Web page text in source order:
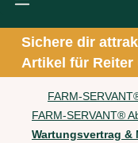
Sichere dir
Artikel für Reiter
FARM-
FARM-SERVANT®
Wartungsvertrag